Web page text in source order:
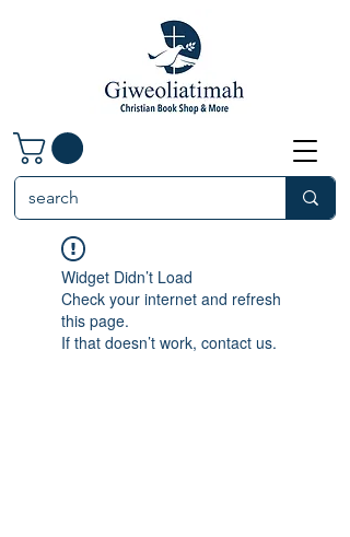
Widget Didn’t Load
Check your internet and refresh
this page.
If that doesn’t work, contact us.